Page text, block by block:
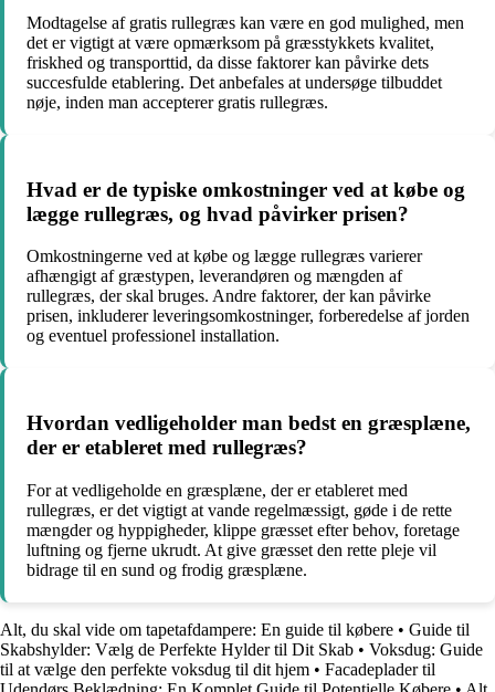
Modtagelse af gratis rullegræs kan være en god mulighed, men
det er vigtigt at være opmærksom på græsstykkets kvalitet,
friskhed og transporttid, da disse faktorer kan påvirke dets
succesfulde etablering. Det anbefales at undersøge tilbuddet
nøje, inden man accepterer gratis rullegræs.
Hvad er de typiske omkostninger ved at købe og
lægge rullegræs, og hvad påvirker prisen?
Omkostningerne ved at købe og lægge rullegræs varierer
afhængigt af græstypen, leverandøren og mængden af
rullegræs, der skal bruges. Andre faktorer, der kan påvirke
prisen, inkluderer leveringsomkostninger, forberedelse af jorden
og eventuel professionel installation.
Hvordan vedligeholder man bedst en græsplæne,
der er etableret med rullegræs?
For at vedligeholde en græsplæne, der er etableret med
rullegræs, er det vigtigt at vande regelmæssigt, gøde i de rette
mængder og hyppigheder, klippe græsset efter behov, foretage
luftning og fjerne ukrudt. At give græsset den rette pleje vil
bidrage til en sund og frodig græsplæne.
Alt, du skal vide om tapetafdampere: En guide til købere • Guide til
Skabshylder: Vælg de Perfekte Hylder til Dit Skab • Voksdug: Guide
til at vælge den perfekte voksdug til dit hjem • Facadeplader til